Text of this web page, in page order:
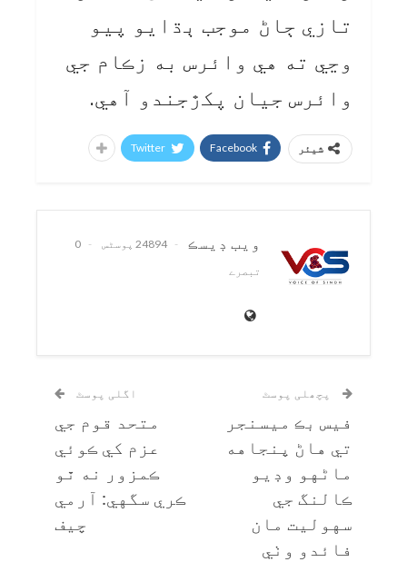
تازي ڄاڻ موجب ٻڌايو پيو
وڃي ته هي وائرس به زڪام جي
وائرس جيان پکڙجندو آهي.
شیئر Facebook
Twitter
ويب ڊيسڪ 24894 پوسٹس
0
تبصرے
پچھلی پوسٹ
فيس بڪ ميسنجر
تي هاڻ پنجاهه
ماڻهو وڊيو
ڪالنگ جي
سهوليت مان
فائدو وٺي
اگلی پوسٹ
متحد قوم جي
عزم کي ڪوئي
ڪمزور نه ٿو
ڪري سگهي: آرمي
چيف